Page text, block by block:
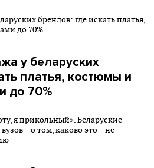
у беларуских
платья, костюмы и
до 70%